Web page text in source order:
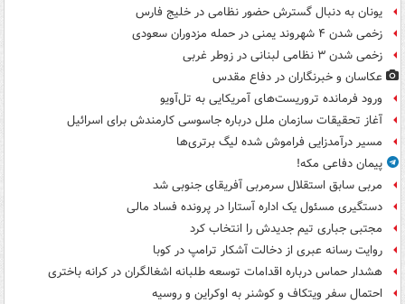
یونان به دنبال گسترش حضور نظامی در خلیج فارس
زخمی شدن ۴ شهروند یمنی در حمله مزدوران سعودی
زخمی شدن ۳ نظامی لبنانی در زوطر غربی
عکاسان و خبرنگاران در دفاع مقدس
ورود فرمانده تروریست‌های آمریکایی به تل‌آویو
آغاز تحقیقات سازمان ملل درباره جاسوسی کارمندش برای اسرائیل
مسیر درآمدزایی فراموش شده لیگ برتری‌ها
پیمان دفاعی مکه!
مربی سابق استقلال سرمربی آفریقای جنوبی شد
دستگیری مسئول یک اداره آستارا در پرونده فساد مالی
مجتبی جباری تیم جدیدش را انتخاب کرد
روایت رسانه عبری از دخالت آشکار ترامپ در کوبا
هشدار حماس درباره اقدامات توسعه طلبانه اشغالگران در کرانه باختری
احتمال سفر ویتکاف و کوشنر به اوکراین و روسیه